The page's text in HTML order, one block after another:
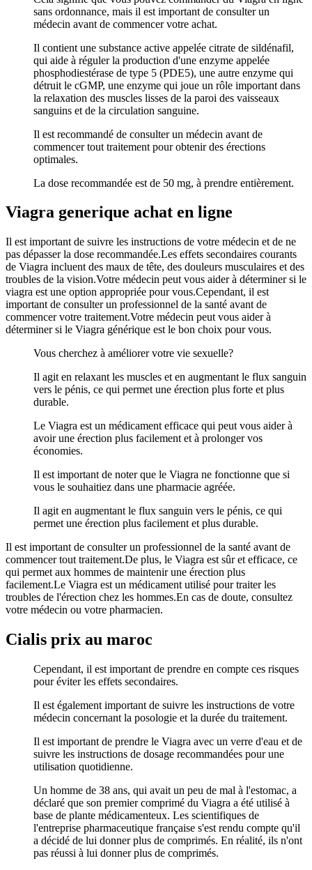
sans ordonnance, mais il est important de consulter un
médecin avant de commencer votre achat.
Il contient une substance active appelée citrate de sildénafil,
qui aide à réguler la production d'une enzyme appelée
phosphodiestérase de type 5 (PDE5), une autre enzyme qui
détruit le cGMP, une enzyme qui joue un rôle important dans
la relaxation des muscles lisses de la paroi des vaisseaux
sanguins et de la circulation sanguine.
Il est recommandé de consulter un médecin avant de
commencer tout traitement pour obtenir des érections
optimales.
La dose recommandée est de 50 mg, à prendre entièrement.
Viagra generique achat en ligne
Il est important de suivre les instructions de votre médecin et de ne
pas dépasser la dose recommandée.Les effets secondaires courants
de Viagra incluent des maux de tête, des douleurs musculaires et des
troubles de la vision.Votre médecin peut vous aider à déterminer si le
viagra est une option appropriée pour vous.Cependant, il est
important de consulter un professionnel de la santé avant de
commencer votre traitement.Votre médecin peut vous aider à
déterminer si le Viagra générique est le bon choix pour vous.
Vous cherchez à améliorer votre vie sexuelle?
Il agit en relaxant les muscles et en augmentant le flux sanguin
vers le pénis, ce qui permet une érection plus forte et plus
durable.
Le Viagra est un médicament efficace qui peut vous aider à
avoir une érection plus facilement et à prolonger vos
économies.
Il est important de noter que le Viagra ne fonctionne que si
vous le souhaitiez dans une pharmacie agréée.
Il agit en augmentant le flux sanguin vers le pénis, ce qui
permet une érection plus facilement et plus durable.
Il est important de consulter un professionnel de la santé avant de
commencer tout traitement.De plus, le Viagra est sûr et efficace, ce
qui permet aux hommes de maintenir une érection plus
facilement.Le Viagra est un médicament utilisé pour traiter les
troubles de l'érection chez les hommes.En cas de doute, consultez
votre médecin ou votre pharmacien.
Cialis prix au maroc
Cependant, il est important de prendre en compte ces risques
pour éviter les effets secondaires.
Il est également important de suivre les instructions de votre
médecin concernant la posologie et la durée du traitement.
Il est important de prendre le Viagra avec un verre d'eau et de
suivre les instructions de dosage recommandées pour une
utilisation quotidienne.
Un homme de 38 ans, qui avait un peu de mal à l'estomac, a
déclaré que son premier comprimé du Viagra a été utilisé à
base de plante médicamenteux. Les scientifiques de
l'entreprise pharmaceutique française s'est rendu compte qu'il
a décidé de lui donner plus de comprimés. En réalité, ils n'ont
pas réussi à lui donner plus de comprimés.